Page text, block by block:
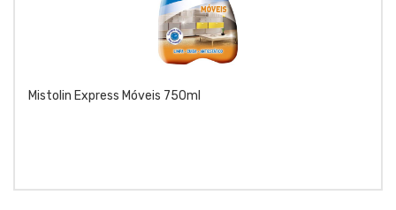
Mistolin Express Móveis 750ml